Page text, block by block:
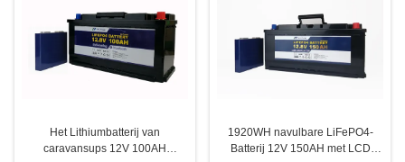
Het Lithiumbatterij van
caravansups 12V 100AH
1920WH navulbare LiFePO4-
Batterij 12V 150AH met LCD